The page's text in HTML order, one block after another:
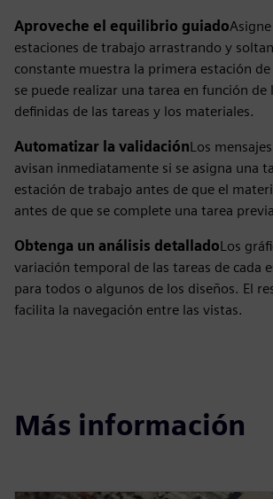
Aproveche el equilibrio guiado
estaciones de trabajo arrastrando y
constante muestra la primera estación
se puede realizar una tarea en función de
definidas de las tareas y los materiales.
Automatizar la validaciónLos
avisan inmediatamente si se asigna una
estación de trabajo antes de que el
antes de que se complete una tarea
Obtenga un análisis detalladoLos
variación temporal de las tareas de cada
para todos o algunos de los diseños. El
facilita la navegación entre las vistas.
Más información